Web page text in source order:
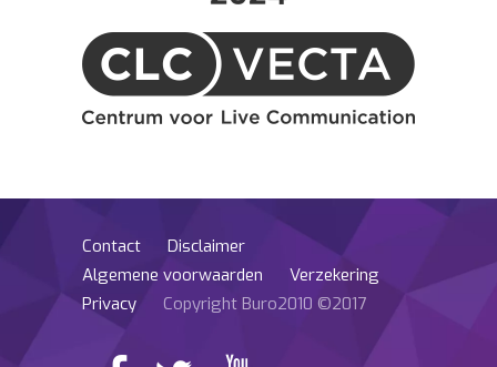
Contact
Disclaimer
Algemene voorwaarden
Verzekering
Privacy
Copyright Buro2010 ©2017